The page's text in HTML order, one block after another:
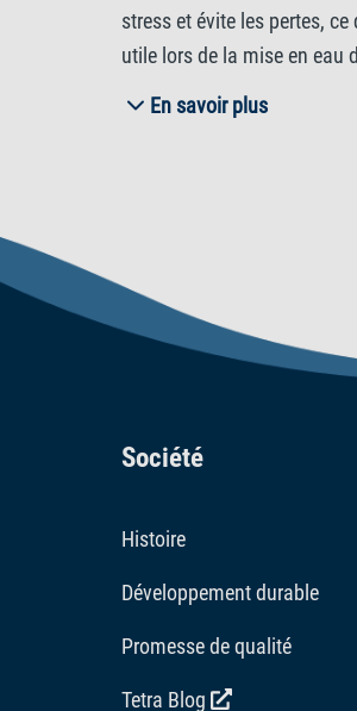
stress et évite les pertes,
utile lors de la mise en eau
cultures bactériennes du
contenues dans l'eau du
lorsqu'il est stocké à
30 °C ou inférieures à 2 °C.
En savoir plus
Société
Histoire
Développement durable
Promesse de qualité
Tetra Blog